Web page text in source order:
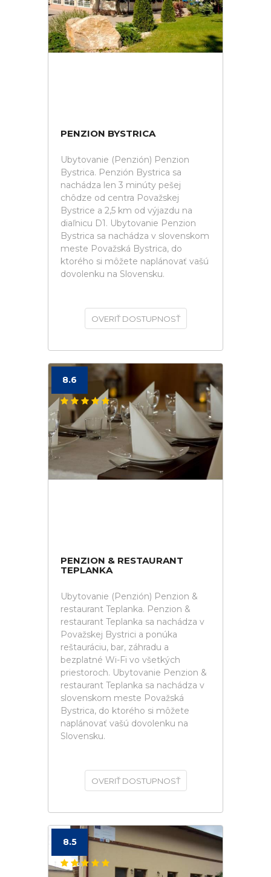
PENZION BYSTRICA
Ubytovanie (Penzión) Penzion
Bystrica. Penzión Bystrica sa
nachádza len 3 minúty pešej
chôdze od centra Považskej
Bystrice a 2,5 km od výjazdu na
diaľnicu D1. Ubytovanie Penzion
Bystrica sa nachádza v slovenskom
meste Považská Bystrica, do
ktorého si môžete naplánovať vašú
dovolenku na Slovensku.
OVERIŤ DOSTUPNOSŤ
8.6
PENZION & RESTAURANT
TEPLANKA
Ubytovanie (Penzión) Penzion &
restaurant Teplanka. Penzion &
restaurant Teplanka sa nachádza v
Považskej Bystrici a ponúka
reštauráciu, bar, záhradu a
bezplatné Wi-Fi vo všetkých
priestoroch. Ubytovanie Penzion &
restaurant Teplanka sa nachádza v
slovenskom meste Považská
Bystrica, do ktorého si môžete
naplánovať vašú dovolenku na
Slovensku.
OVERIŤ DOSTUPNOSŤ
8.5